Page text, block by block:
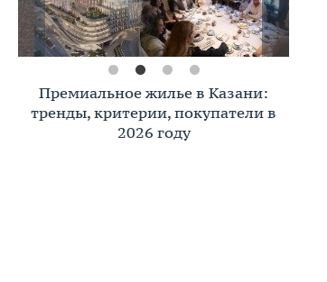
Премиальное жилье в Казани:
тренды, критерии, покупатели в
2026 году